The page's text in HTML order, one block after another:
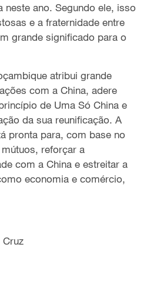
neste ano. Segundo ele, isso
e a fraternidade entre
grande significado para o
atribui grande
com a China, adere
de Uma Só China e
da sua reunificação. A
pronta para, com base no
reforçar a
com a China e estreitar a
economia e comércio,